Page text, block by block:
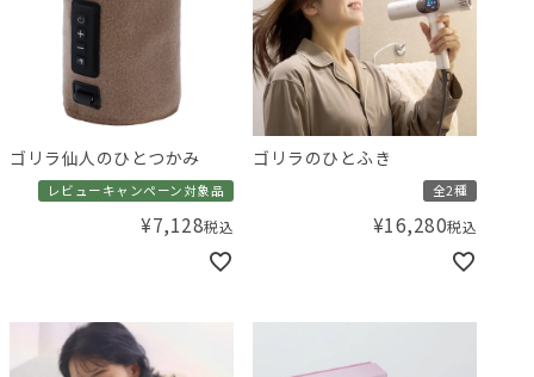
ゴリラ仙人のひとつかみ
レビューキャンペーン対象品
¥7,128税込
ゴリラのひとふき
全2種
¥16,280税込